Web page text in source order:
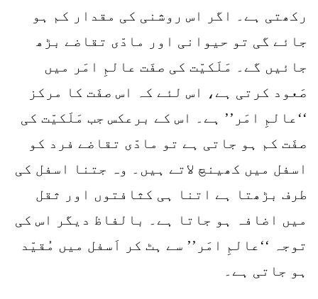
رکھتی ہے۔ اگر اس روشنی کی مقدار کم ہو
جائے گی تو حیوانی اور مادّی تقاضے بڑھ
جائیں گے۔ مَلَکیّت کی صفَت عالمِ امَر میں
صَعود کرتی ہے، اس لئے کہ اس صفَت کا مرکز
‘‘عالمِ امَر’’ ہے۔ اس کے برعکس جب مَلَکیّت کی
صفَت کم ہو جاتی ہے تو مادّی تقاضے فرد کو
اسفل میں کھینچ لاتے ہیں۔ وہ جتنا اسفل کی
طرف بڑھتا ہے اتنا ہی کثافتوں اور ثقل
میں اضافہ ہو جاتا ہے۔ بالفاظ دیگر اس کی
توجہ ‘‘عالمِ امَر’’ سے ہٹ کر اَسفل میں مُقیّد
ہو جاتی ہے۔